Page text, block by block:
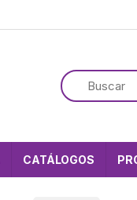
CATÁLOGOS